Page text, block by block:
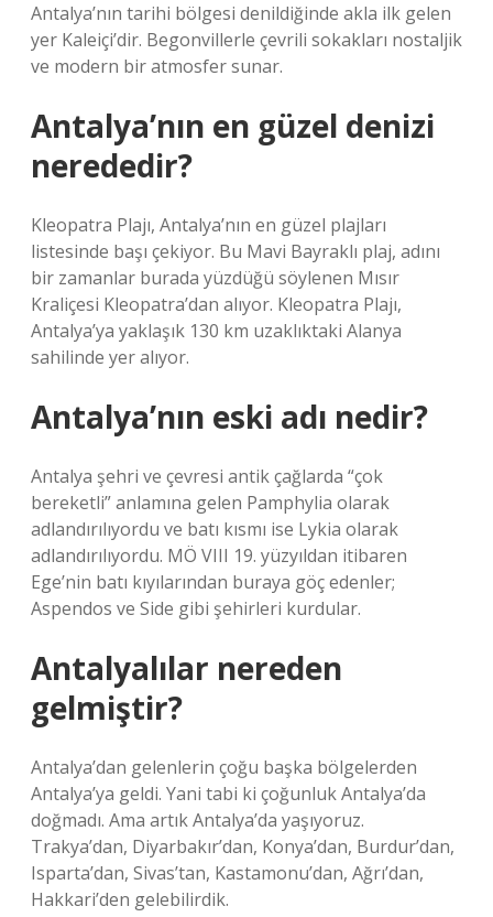
Antalya’nın tarihi bölgesi denildiğinde akla ilk gelen
yer Kaleiçi’dir. Begonvillerle çevrili sokakları nostaljik
ve modern bir atmosfer sunar.
Antalya’nın en güzel denizi
nerededir?
Kleopatra Plajı, Antalya’nın en güzel plajları
listesinde başı çekiyor. Bu Mavi Bayraklı plaj, adını
bir zamanlar burada yüzdüğü söylenen Mısır
Kraliçesi Kleopatra’dan alıyor. Kleopatra Plajı,
Antalya’ya yaklaşık 130 km uzaklıktaki Alanya
sahilinde yer alıyor.
Antalya’nın eski adı nedir?
Antalya şehri ve çevresi antik çağlarda “çok
bereketli” anlamına gelen Pamphylia olarak
adlandırılıyordu ve batı kısmı ise Lykia olarak
adlandırılıyordu. MÖ VIII 19. yüzyıldan itibaren
Ege’nin batı kıyılarından buraya göç edenler;
Aspendos ve Side gibi şehirleri kurdular.
Antalyalılar nereden
gelmiştir?
Antalya’dan gelenlerin çoğu başka bölgelerden
Antalya’ya geldi. Yani tabi ki çoğunluk Antalya’da
doğmadı. Ama artık Antalya’da yaşıyoruz.
Trakya’dan, Diyarbakır’dan, Konya’dan, Burdur’dan,
Isparta’dan, Sivas’tan, Kastamonu’dan, Ağrı’dan,
Hakkari’den gelebilirdik.